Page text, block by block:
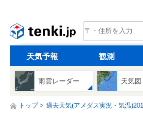
tenki.jp
天気予報 観測
雨雲レーダー 天気図
トップ 過去天気(アメダス実況・気温